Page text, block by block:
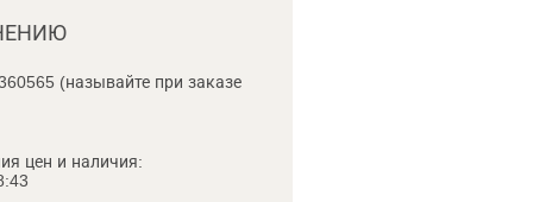
(называйте при заказе
цен и наличия: